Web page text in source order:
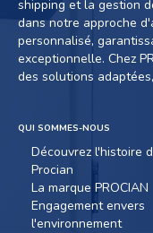
shipping et la gestion
dans notre approche
personnalisé,
exceptionnelle. Chez
des solutions
QUI SOMMES-NOUS
Découvrez l'histoire
Procian
La marque PROCIAN
Engagement envers
l'environnement